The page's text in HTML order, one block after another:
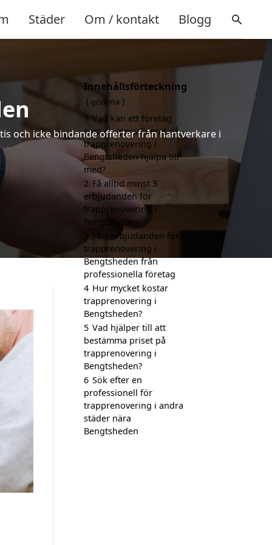
Städer Om / kontakt Blogg
och icke bindande offerter från hantverkare i
Innehållsförteckning
gömma
1 Vad kan ett företag
som är specialiserat på
trapprenovering i
Bengtsheden hjälpa till
med?
2 Få alltid minst 3
erbjudanden för
trapprenovering i
Bengtsheden
Få 3 erbjudanden för
trapprenovering i
Bengtsheden från
professionella företag
4 Hur mycket kostar
trapprenovering i
Bengtsheden?
5 Vad hjälper till att
bestämma priset på
trapprenovering i
Bengtsheden?
6 Sök efter en
professionell för
trapprenovering i andra
städer nära
Bengtsheden